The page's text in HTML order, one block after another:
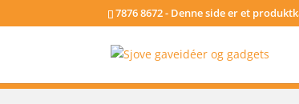
7876 8672 - Denne side er et